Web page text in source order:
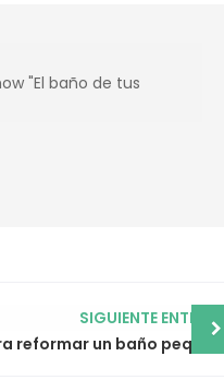
"El baño de tus
SIGUIENTE ENTRADA
reformar un baño pequeño